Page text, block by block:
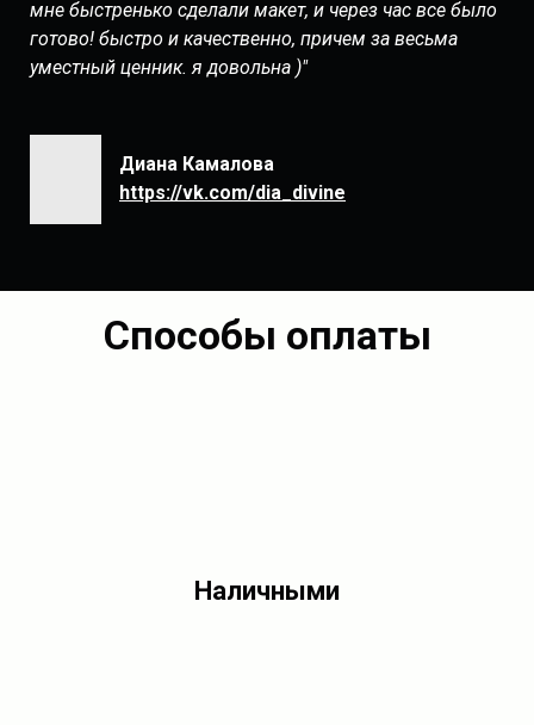
мне быстренько сделали макет, и через час все было
готово! быстро и качественно, причем за весьма
уместный ценник. я довольна )"
Диана Камалова
https://vk.com/dia_divine
Способы оплаты
Наличными